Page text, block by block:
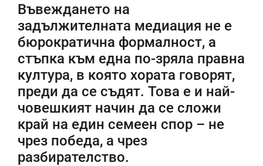
Въвеждането на
задължителната медиация не е
бюрократична формалност, а
стъпка към една по-зряла правна
култура, в която хората говорят,
преди да се съдят. Това е и най-
човешкият начин да се сложи
край на един семеен спор – не
чрез победа, а чрез
разбирателство.